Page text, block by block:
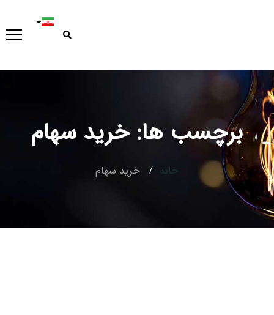
Type and hit enter
برچسب ها: خرید سهام
خانه خرید سهام